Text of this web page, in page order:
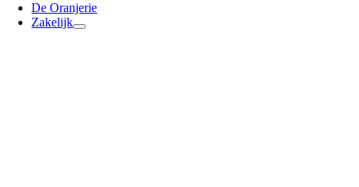
De Oranjerie
Zakelijk